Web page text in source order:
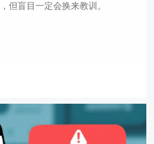
但盲目一定会换来教训。